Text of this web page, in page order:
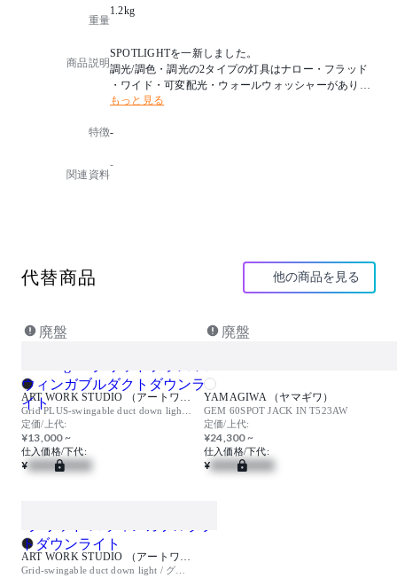
重量
1.2kg
商品説明
SPOTLIGHTを一新しました。
調光/調色・調光の2タイプの灯具はナロー・フラッド
・ワイド・可変配光・ウォールウォッシャーがありま
す。
光源タイプ：LED 14W 高演色 電球色タイプ
取付条件：照射面近接限度100mm
【特記事項】※ウォールウォッシャー配光
※LEDの光色・明るさには若干の個体差があります
もっと見る
特徴-
関連資料
-
代替商品 他の商品を見る
廃盤
定価/上代:
¥13,000 ~
仕入価格/下代:
¥
廃盤
YAMAGIWA （ヤマギワ）
GEM 60SPOT JACK IN T523AW
定価/上代:
¥24,300 ~
仕入価格/下代:
¥